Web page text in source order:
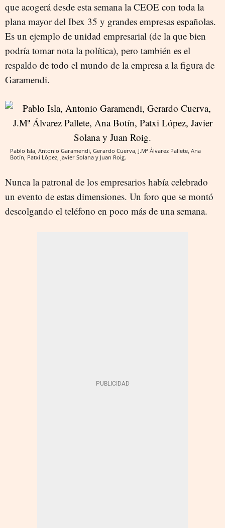
que acogerá desde esta semana la CEOE con toda la
plana mayor del Ibex 35 y grandes empresas españolas.
Es un ejemplo de unidad empresarial (de la que bien
podría tomar nota la política), pero también es el
respaldo de todo el mundo de la empresa a la figura de
Garamendi.
Pablo Isla, Antonio Garamendi, Gerardo Cuerva, J.Mª Álvarez Pallete, Ana
Botín, Patxi López, Javier Solana y Juan Roig.
Nunca la patronal de los empresarios había celebrado
un evento de estas dimensiones. Un foro que se montó
descolgando el teléfono en poco más de una semana.